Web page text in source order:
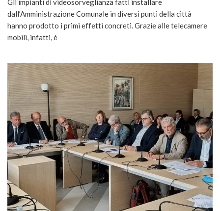
Gli impianti di videosorveglianza fatti installare
dall’Amministrazione Comunale in diversi punti della città
hanno prodotto i primi effetti concreti. Grazie alle telecamere
mobili, infatti, è